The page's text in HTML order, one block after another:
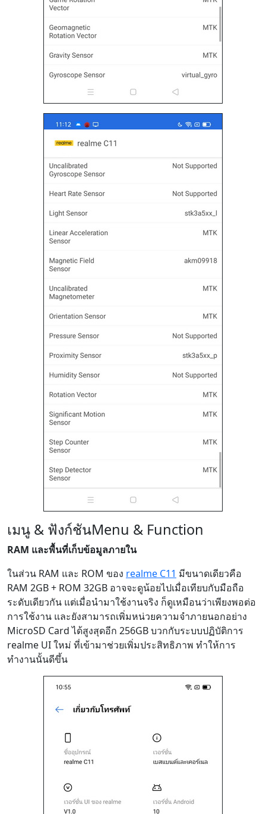
เมนู & ฟังก์ชันMenu & Function
RAM และพื้นที่เก็บข้อมูลภายใน
ในส่วน RAM และ ROM ของ realme C11 มีขนาดเดียวคือ
RAM 2GB + ROM 32GB อาจจะดูน้อยไปเมื่อเทียบกับมือถือ
ระดับเดียวกัน แต่เมื่อนำมาใช้งานจริง ก็ดูเหมือนว่าเพียงพอต่อ
การใช้งาน และยังสามารถเพิ่มหน่วยความจำภายนอกอย่าง
MicroSD Card ได้สูงสุดอีก 256GB บวกกับระบบปฏิบัติการ
realme UI ใหม่ ที่เข้ามาช่วยเพิ่มประสิทธิภาพ ทำให้การ
ทำงานนั้นดีขึ้น